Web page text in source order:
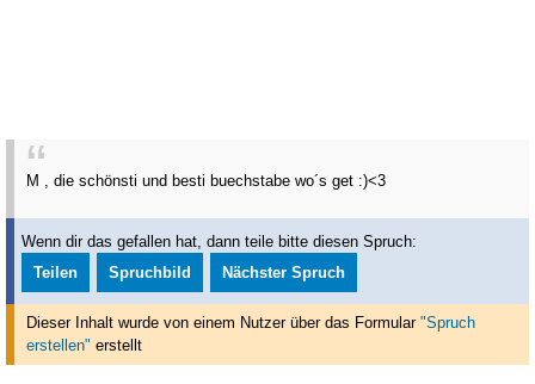
M , die schönsti und besti buechstabe wo´s get :)<3
Wenn dir das gefallen hat, dann teile bitte diesen Spruch:
Teilen
Spruchbild Nächster Spruch
Dieser Inhalt wurde von einem Nutzer über das Formular "Spruch
erstellen" erstellt